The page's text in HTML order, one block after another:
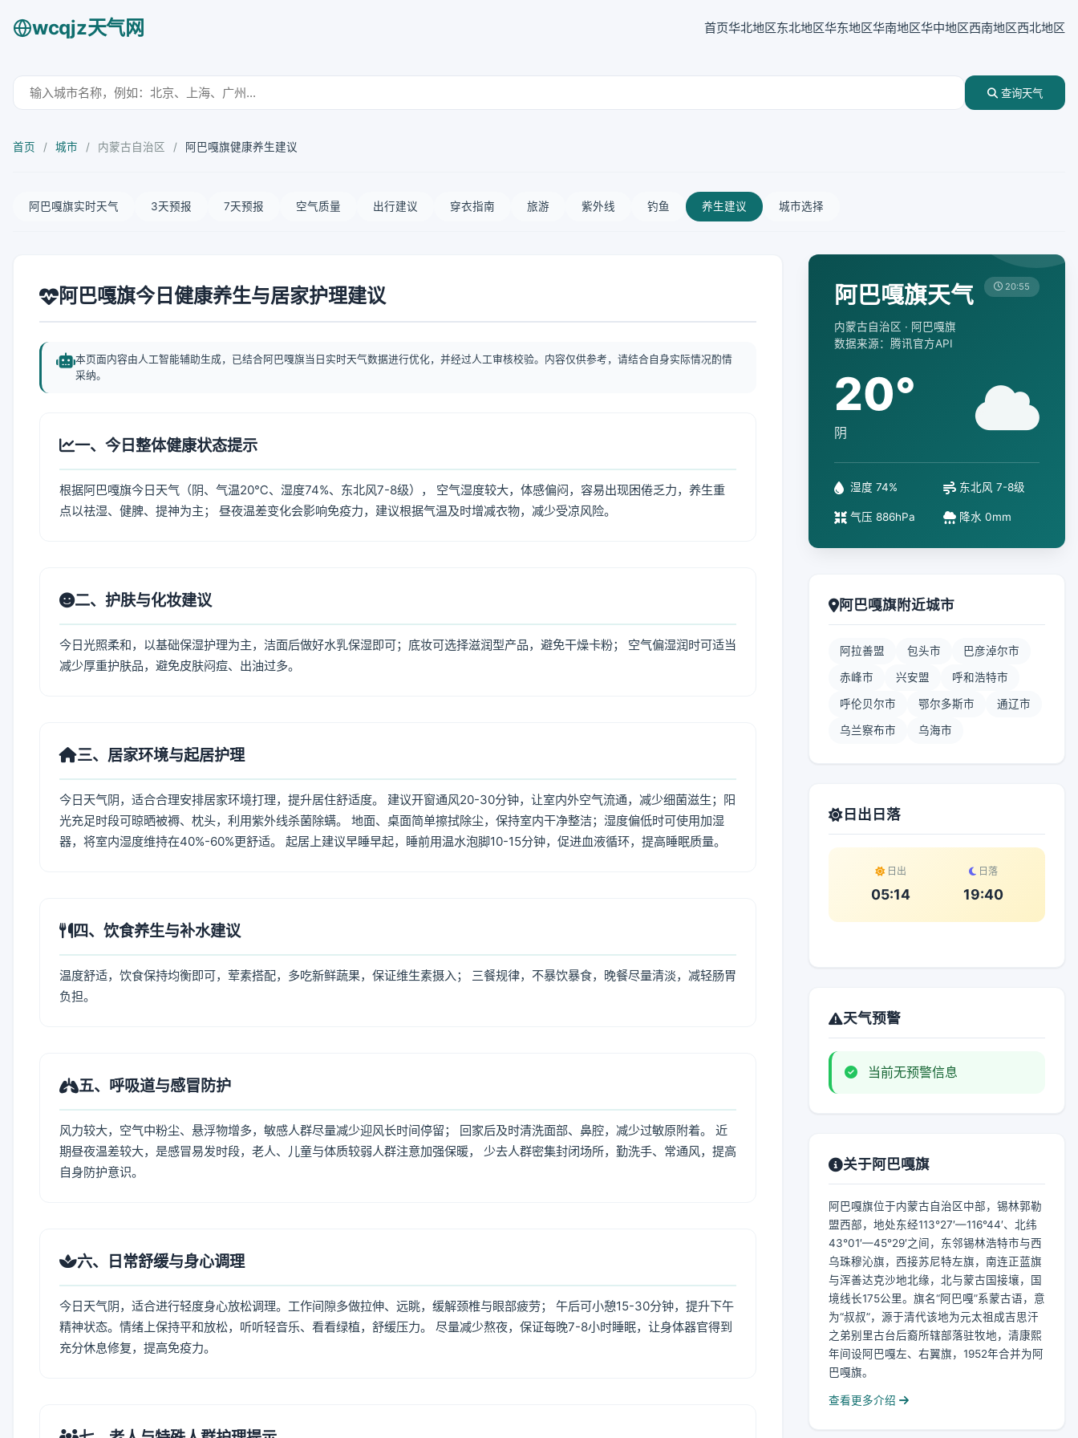
wcqjz天气网 首页华北地区东北地区华东地区华南地区华中地区西南地区西北地区
查询天气
首页 / 城市 / 内蒙古自治区 / 阿巴嘎旗健康养生建议
阿巴嘎旗实时天气 3天预报 7天预报 空气质量 出行建议 穿衣指南 旅游 紫外线 钓鱼 养生建议 城市选择
阿巴嘎旗今日健康养生与居家护理建议
本页面内容由人工智能辅助生成，已结合阿巴嘎旗当日实时天气数据进行优化，并经过人工审核校验。内容仅供参考，请结合自身实际情况酌情
采纳。
一、今日整体健康状态提示
根据阿巴嘎旗今日天气（阴、气温20℃、湿度74%、东北风7-8级）， 空气湿度较大，体感偏闷，容易出现困倦乏力，养生重
点以祛湿、健脾、提神为主； 昼夜温差变化会影响免疫力，建议根据气温及时增减衣物，减少受凉风险。
二、护肤与化妆建议
今日光照柔和，以基础保湿护理为主，洁面后做好水乳保湿即可；底妆可选择滋润型产品，避免干燥卡粉； 空气偏湿润时可适当
减少厚重护肤品，避免皮肤闷痘、出油过多。
三、居家环境与起居护理
今日天气阴，适合合理安排居家环境打理，提升居住舒适度。 建议开窗通风20-30分钟，让室内外空气流通，减少细菌滋生；阳
光充足时段可晾晒被褥、枕头，利用紫外线杀菌除螨。 地面、桌面简单擦拭除尘，保持室内干净整洁；湿度偏低时可使用加湿
器，将室内湿度维持在40%-60%更舒适。 起居上建议早睡早起，睡前用温水泡脚10-15分钟，促进血液循环，提高睡眠质量。
四、饮食养生与补水建议
温度舒适，饮食保持均衡即可，荤素搭配，多吃新鲜蔬果，保证维生素摄入； 三餐规律，不暴饮暴食，晚餐尽量清淡，减轻肠胃
负担。
五、呼吸道与感冒防护
风力较大，空气中粉尘、悬浮物增多，敏感人群尽量减少迎风长时间停留； 回家后及时清洗面部、鼻腔，减少过敏原附着。 近
期昼夜温差较大，是感冒易发时段，老人、儿童与体质较弱人群注意加强保暖， 少去人群密集封闭场所，勤洗手、常通风，提高
自身防护意识。
六、日常舒缓与身心调理
今日天气阴，适合进行轻度身心放松调理。工作间隙多做拉伸、远眺，缓解颈椎与眼部疲劳； 午后可小憩15-30分钟，提升下午
精神状态。情绪上保持平和放松，听听轻音乐、看看绿植，舒缓压力。 尽量减少熬夜，保证每晚7-8小时睡眠，让身体器官得到
充分休息修复，提高免疫力。
阿巴嘎旗天气
内蒙古自治区 · 阿巴嘎旗
数据来源：腾讯官方API
20:55
20°
阴
湿度 74% 东北风 7-8级
气压 886hPa 降水 0mm
阿巴嘎旗附近城市
阿拉善盟 包头市 巴彦淖尔市
赤峰市 兴安盟 呼和浩特市
呼伦贝尔市 鄂尔多斯市 通辽市
乌兰察布市 乌海市
日出日落
日出
05:14
日落
19:40
天气预警
当前无预警信息
关于阿巴嘎旗
阿巴嘎旗位于内蒙古自治区中部，锡林郭勒
盟西部，地处东经113°27′—116°44′、北纬
43°01′—45°29′之间，东邻锡林浩特市与西
乌珠穆沁旗，西接苏尼特左旗，南连正蓝旗
与浑善达克沙地北缘，北与蒙古国接壤，国
境线长175公里。旗名“阿巴嘎”系蒙古语，意
为“叔叔”，源于清代该地为元太祖成吉思汗
之弟别里古台后裔所辖部落驻牧地，清康熙
年间设阿巴嘎左、右翼旗，1952年合并为阿
巴嘎旗。
查看更多介绍